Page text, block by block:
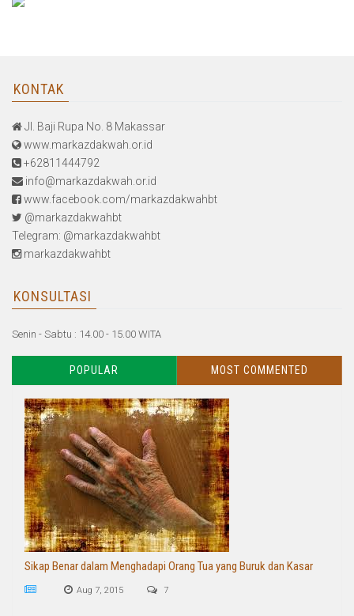
KONTAK
Jl. Baji Rupa No. 8 Makassar
www.markazdakwah.or.id
+62811444792
info@markazdakwah.or.id
www.facebook.com/markazdakwahbt
@markazdakwahbt
Telegram: @markazdakwahbt
markazdakwahbt
KONSULTASI
Senin - Sabtu : 14.00 - 15.00 WITA
POPULAR MOST COMMENTED
Sikap Benar dalam Menghadapi Orang Tua yang Buruk dan Kasar
Aug 7, 2015 7